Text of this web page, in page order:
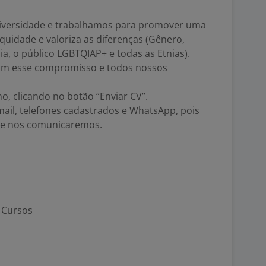
e trabalhamos para promover uma
e valoriza as diferenças (Gênero,
o público LGBTQIAP+ e todas as Etnias).
esse compromisso e todos nossos
clicando no botão “Enviar CV”.
telefones cadastrados e WhatsApp, pois
nos comunicaremos.